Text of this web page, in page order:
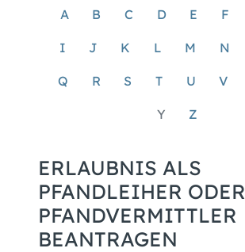
A B C D E F
I J K L M N
Q R S T U V
Y Z
ERLAUBNIS ALS
PFANDLEIHER ODER
PFANDVERMITTLER
BEANTRAGEN